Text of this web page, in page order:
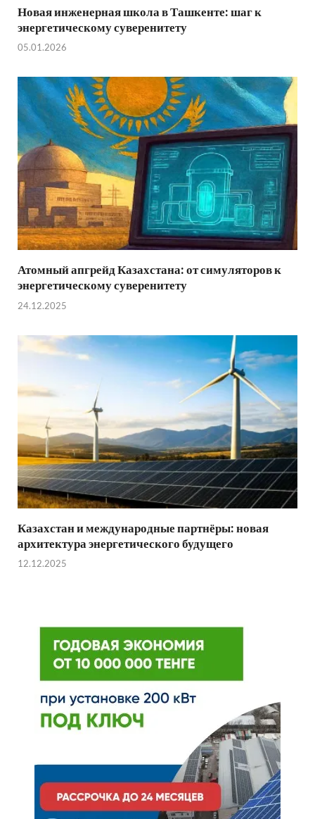
Новая инженерная школа в Ташкенте: шаг к
энергетическому суверенитету
05.01.2026
Атомный апгрейд Казахстана: от симуляторов к
энергетическому суверенитету
24.12.2025
Казахстан и международные партнёры: новая
архитектура энергетического будущего
12.12.2025